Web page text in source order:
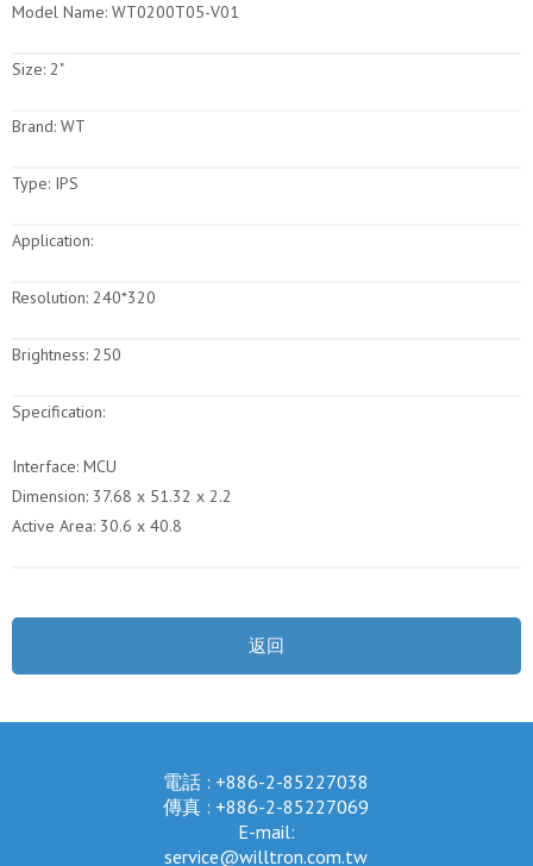
Model Name: WT0200T05-V01
Size: 2"
Brand: WT
Type: IPS
Application:
Resolution: 240*320
Brightness: 250
Specification:
Interface: MCU
Dimension: 37.68 x 51.32 x 2.2
Active Area: 30.6 x 40.8
返回
電話 : +886-2-85227038
傳真 : +886-2-85227069
E-mail:
service@willtron.com.tw